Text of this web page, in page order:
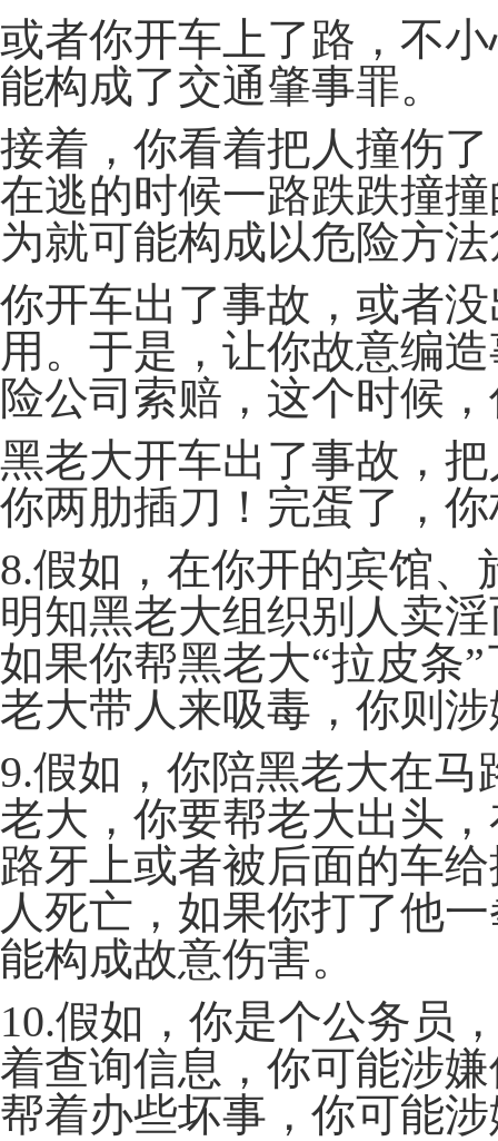
或者你开车上了路，不
能构成了交通肇事罪。
接着，你看着把人撞伤
在逃的时候一路跌跌撞
为就可能构成以危险方
你开车出了事故，或者
用。于是，让你故意编
险公司索赔，这个时候
黑老大开车出了事故，
你两肋插刀！完蛋了，
8.假如，在你开的宾馆
明知黑老大组织别人卖
如果你帮黑老大“拉皮条
老大带人来吸毒，你则
9.假如，你陪黑老大在
老大，你要帮老大出头
路牙上或者被后面的车
人死亡，如果你打了他
能构成故意伤害。
10.假如，你是个公务员
着查询信息，你可能涉
帮着办些坏事，你可能